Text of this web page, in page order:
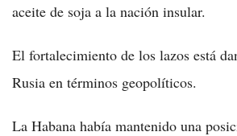
aceite de soja a la nación insular.
El fortalecimiento de los lazos está
Rusia en términos geopolíticos.
La Habana había mantenido una